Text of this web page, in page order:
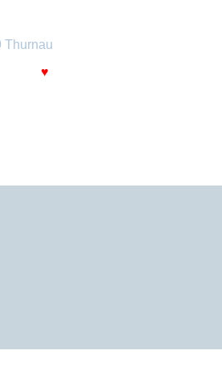
Thurnau​
♥